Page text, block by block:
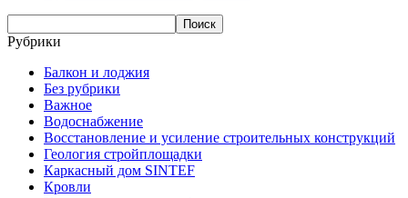
Рубрики
Балкон и лоджия
Без рубрики
Важное
Водоснабжение
Восстановление и усиление строительных конструкций
Геология стройплощадки
Каркасный дом SINTEF
Кровли